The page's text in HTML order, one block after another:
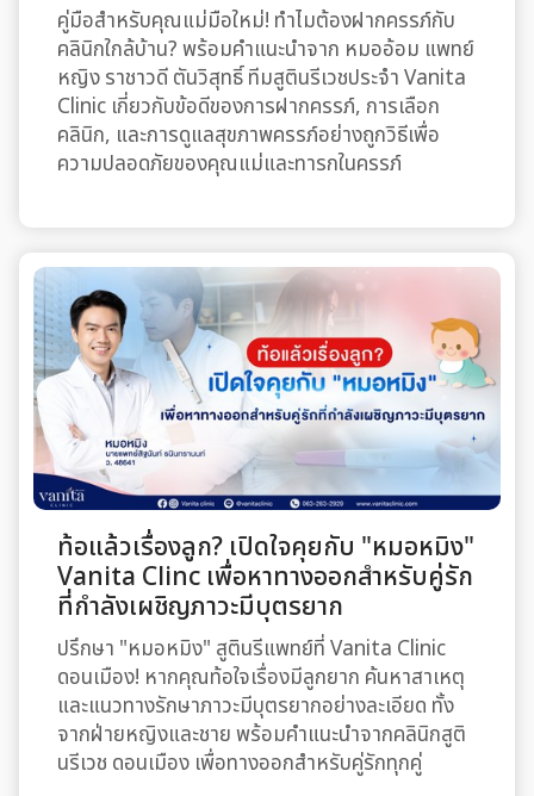
คู่มือสำหรับคุณแม่มือใหม่! ทำไมต้องฝากครรภ์กับ
คลินิกใกล้บ้าน? พร้อมคำแนะนำจาก หมออ้อม แพทย์
หญิง ราชาวดี ตันวิสุทธิ์ ทีมสูตินรีเวชประจำ Vanita
Clinic เกี่ยวกับข้อดีของการฝากครรภ์, การเลือก
คลินิก, และการดูแลสุขภาพครรภ์อย่างถูกวิธีเพื่อ
ความปลอดภัยของคุณแม่และทารกในครรภ์
ท้อแล้วเรื่องลูก? เปิดใจคุยกับ "หมอหมิง"
Vanita Clinc เพื่อหาทางออกสำหรับคู่รัก
ที่กำลังเผชิญภาวะมีบุตรยาก
ปรึกษา "หมอหมิง" สูตินรีแพทย์ที่ Vanita Clinic
ดอนเมือง! หากคุณท้อใจเรื่องมีลูกยาก ค้นหาสาเหตุ
และแนวทางรักษาภาวะมีบุตรยากอย่างละเอียด ทั้ง
จากฝ่ายหญิงและชาย พร้อมคำแนะนำจากคลินิกสูติ
นรีเวช ดอนเมือง เพื่อทางออกสำหรับคู่รักทุกคู่